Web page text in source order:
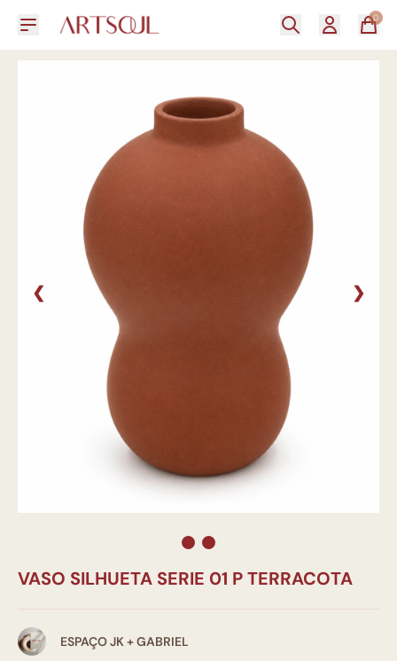
0
❮ ❯
VASO SILHUETA SERIE 01 P TERRACOTA
ESPAÇO JK + GABRIEL